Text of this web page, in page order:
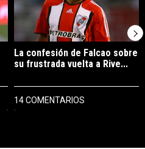
La confesión de Falcao sobre
su frustrada vuelta a Rive...
14 COMENTARIOS